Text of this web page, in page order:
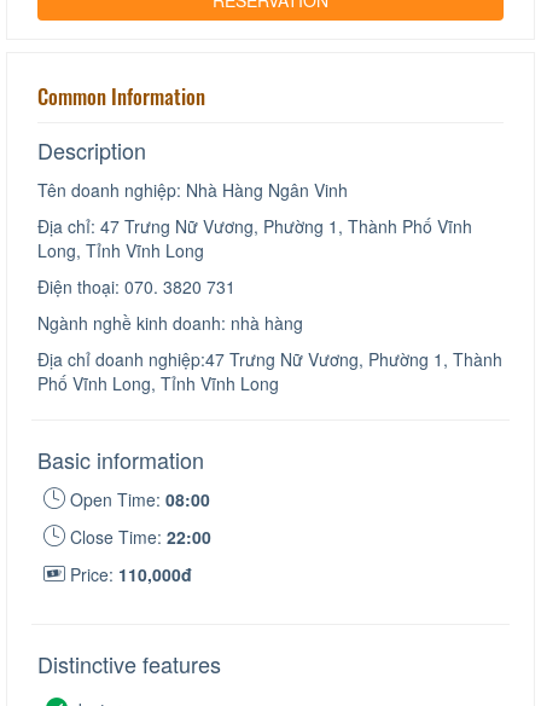
Common Information
Description
Tên doanh nghiệp: Nhà Hàng Ngân Vinh
Địa chỉ: 47 Trưng Nữ Vương, Phường 1, Thành Phố Vĩnh
Long, Tỉnh Vĩnh Long
Điện thoại: 070. 3820 731
Ngành nghề kinh doanh: nhà hàng
Địa chỉ doanh nghiệp:47 Trưng Nữ Vương, Phường 1, Thành
Phố Vĩnh Long, Tỉnh Vĩnh Long
Basic information
Open Time: 08:00
Close Time: 22:00
Price: 110,000đ
Distinctive features